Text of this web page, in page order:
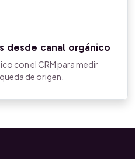
desde canal orgánico
con el CRM para medir
de origen.